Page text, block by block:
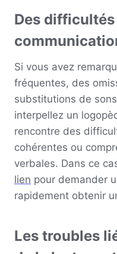
Des
Si vous avez
fréquentes, des
substitutions de
interpellez un
rencontre des
cohérentes ou
verbales. Dans ce
lien pour demander
rapidement obtenir
Les troubles